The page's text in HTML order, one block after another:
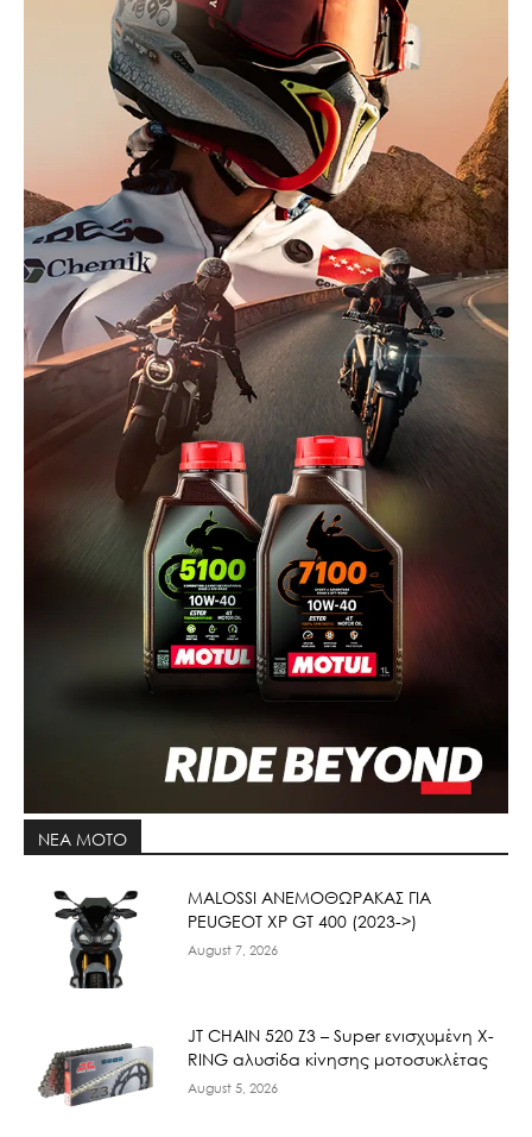
ΝΕΑ MOTO
ΜΑLOSSI ΑΝΕΜΟΘΩΡΑΚΑΣ ΓΙΑ
PEUGEOT XP GT 400 (2023->)
August 7, 2026
JT CHAIN 520 Ζ3 – Super ενισχυμένη X-
RING αλυσίδα κίνησης μοτοσυκλέτας
August 5, 2026